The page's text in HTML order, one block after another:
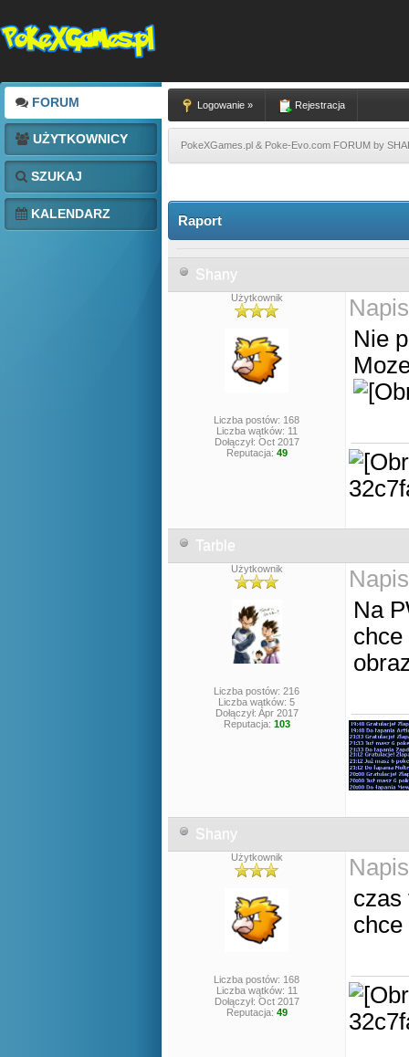
FORUM
UŻYTKOWNICY
SZUKAJ
KALENDARZ
Logowanie » Rejestracja
PokeXGames.pl & Poke-Evo.com FORUM by
Raport
Shany
Użytkownik
Liczba postów: 168
Liczba wątków: 11
Dołączył: Oct 2017
Reputacja: 49
Nie
Tarble
Użytkownik
Liczba postów: 216
Liczba wątków: 5
Dołączył: Apr 2017
Reputacja: 103
Na
chce
Shany
Użytkownik
Liczba postów: 168
Liczba wątków: 11
Dołączył: Oct 2017
Reputacja: 49
czas
chce